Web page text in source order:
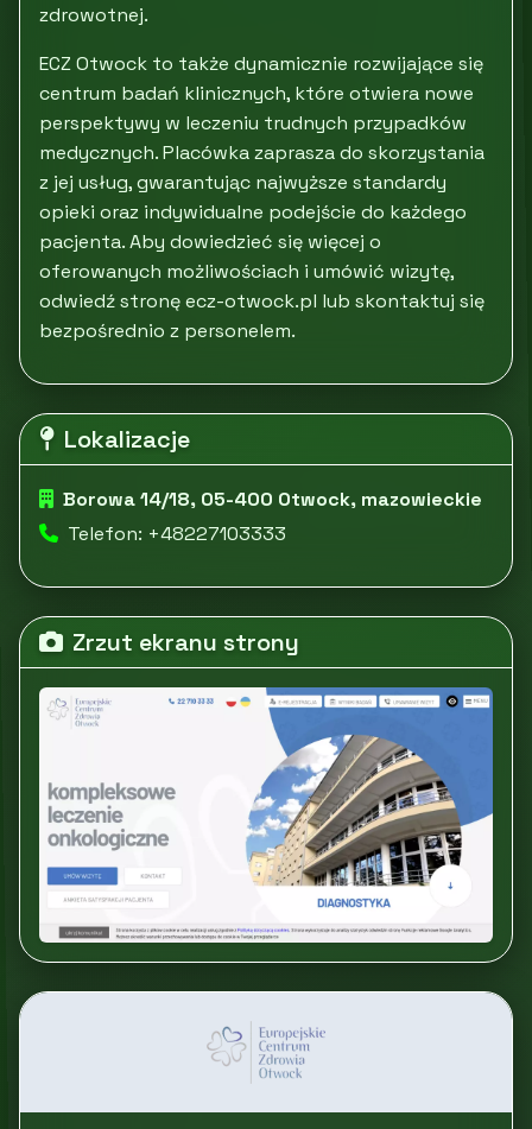
zdrowotnej.
ECZ Otwock to także dynamicznie rozwijające się
centrum badań klinicznych, które otwiera nowe
perspektywy w leczeniu trudnych przypadków
medycznych. Placówka zaprasza do skorzystania
z jej usług, gwarantując najwyższe standardy
opieki oraz indywidualne podejście do każdego
pacjenta. Aby dowiedzieć się więcej o
oferowanych możliwościach i umówić wizytę,
odwiedź stronę ecz-otwock.pl lub skontaktuj się
bezpośrednio z personelem.
Lokalizacje
Borowa 14/18, 05-400 Otwock, mazowieckie
Telefon: +48227103333
Zrzut ekranu strony